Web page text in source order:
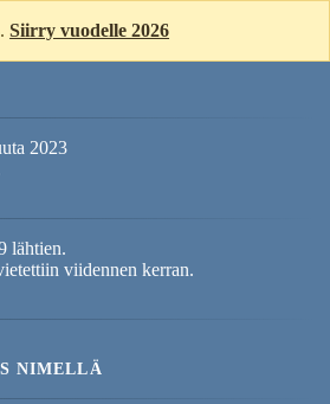
Siirry vuodelle 2026
2023
lähtien.
viidennen kerran.
NIMELLÄ